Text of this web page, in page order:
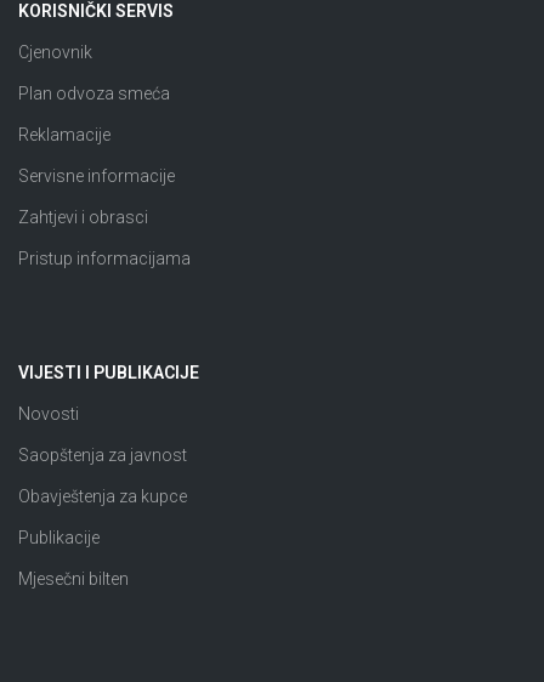
KORISNIČKI SERVIS
Cjenovnik
Plan odvoza smeća
Reklamacije
Servisne informacije
Zahtjevi i obrasci
Pristup informacijama
VIJESTI I PUBLIKACIJE
Novosti
Saopštenja za javnost
Obavještenja za kupce
Publikacije
Mjesečni bilten